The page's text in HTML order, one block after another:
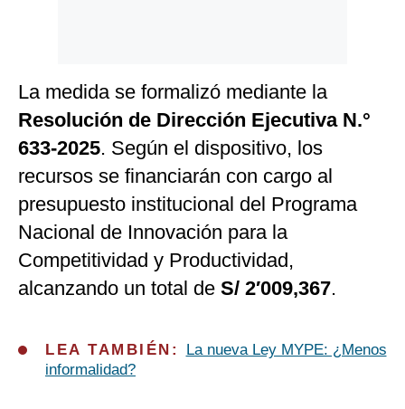
La medida se formalizó mediante la
Resolución de Dirección Ejecutiva N.°
633-2025. Según el dispositivo, los
recursos se financiarán con cargo al
presupuesto institucional del Programa
Nacional de Innovación para la
Competitividad y Productividad,
alcanzando un total de S/ 2′009,367.
LEA TAMBIÉN:
La nueva Ley MYPE: ¿Menos
informalidad?